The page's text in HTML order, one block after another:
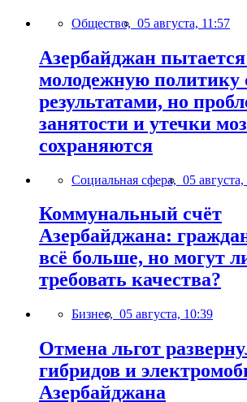
Общество, 05 августа, 11:57
Азербайджан пытается
молодежную политику
результатами, но
занятости и утечки
сохраняются
Социальная сфера, 05
Коммунальный счёт
Азербайджана:
всё больше, но могут
требовать качества?
Бизнес, 05 августа, 10:39
Отмена льгот
гибридов и
Азербайджана